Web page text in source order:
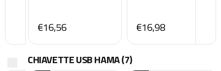
€16,56 €16,98
CHIAVETTE USB HAMA(7)